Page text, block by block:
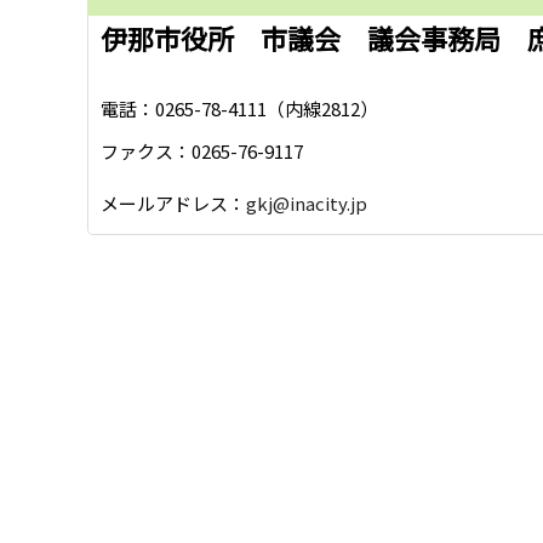
伊那市役所 市議会 議会事務局
電話：0265-78-4111（内線2812）
ファクス：0265-76-9117
メールアドレス： gkj@inacity.jp